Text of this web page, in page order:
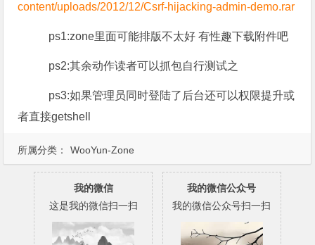
所属分类： WooYun-Zone
content/uploads/2012/12/Csrf-hijacking-admin-demo.rar
ps1:zone里面可能排版不太好 有性趣下载附件吧
ps2:其余动作读者可以抓包自行测试之
ps3:如果管理员同时登陆了后台还可以权限提升或
者直接getshell
我的微信
这是我的微信扫一扫
我的微信公众号
我的微信公众号扫一扫